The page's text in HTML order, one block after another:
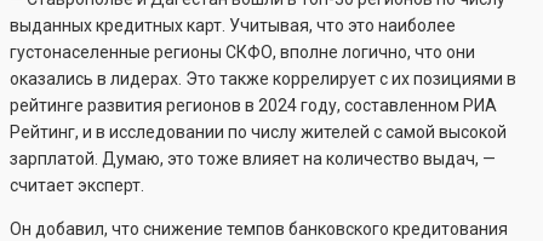
выданных кредитных карт. Учитывая, что это наиболее
густонаселенные регионы СКФО, вполне логично, что они
оказались в лидерах. Это также коррелирует с их позициями в
рейтинге развития регионов в 2024 году, составленном РИА
Рейтинг, и в исследовании по числу жителей с самой высокой
зарплатой. Думаю, это тоже влияет на количество выдач, —
считает эксперт.
Он добавил, что снижение темпов банковского кредитования